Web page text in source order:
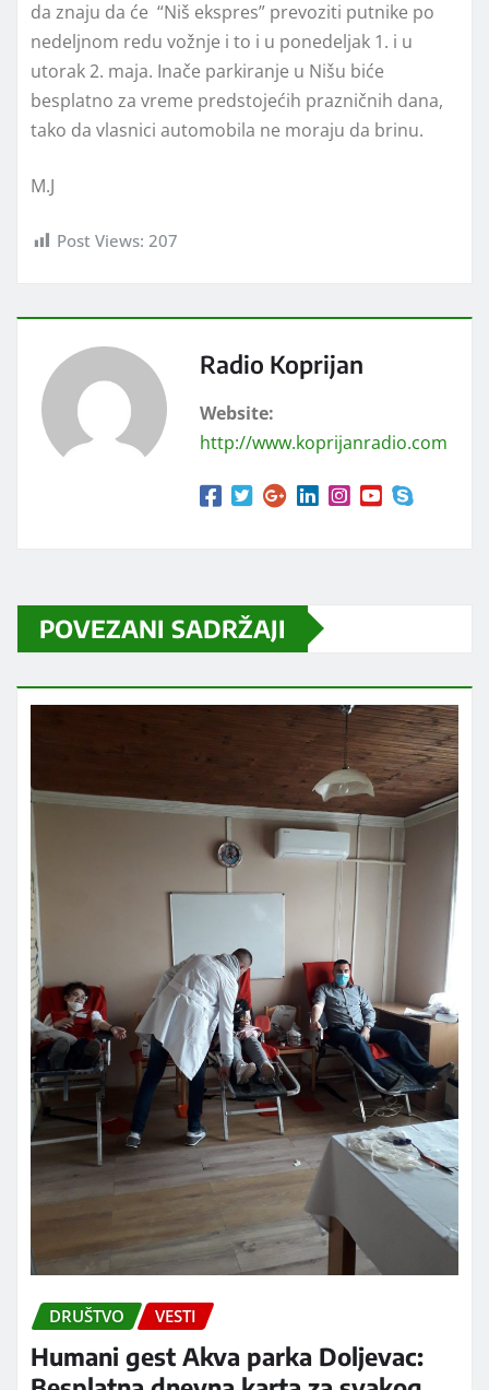
da znaju da će “Niš ekspres” prevoziti putnike po
nedeljnom redu vožnje i to i u ponedeljak 1. i u
utorak 2. maja. Inače parkiranje u Nišu biće
besplatno za vreme predstojećih prazničnih dana,
tako da vlasnici automobila ne moraju da brinu.
M.J
Post Views: 207
Radio Koprijan
Website:
http://www.koprijanradio.com
POVEZANI SADRŽAJI
DRUŠTVO VESTI
Humani gest Akva parka Doljevac: